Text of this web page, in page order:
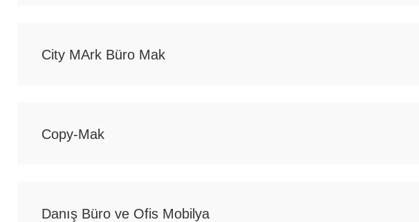
City MArk Büro Mak
Copy-Mak
Danış Büro ve Ofis Mobilya